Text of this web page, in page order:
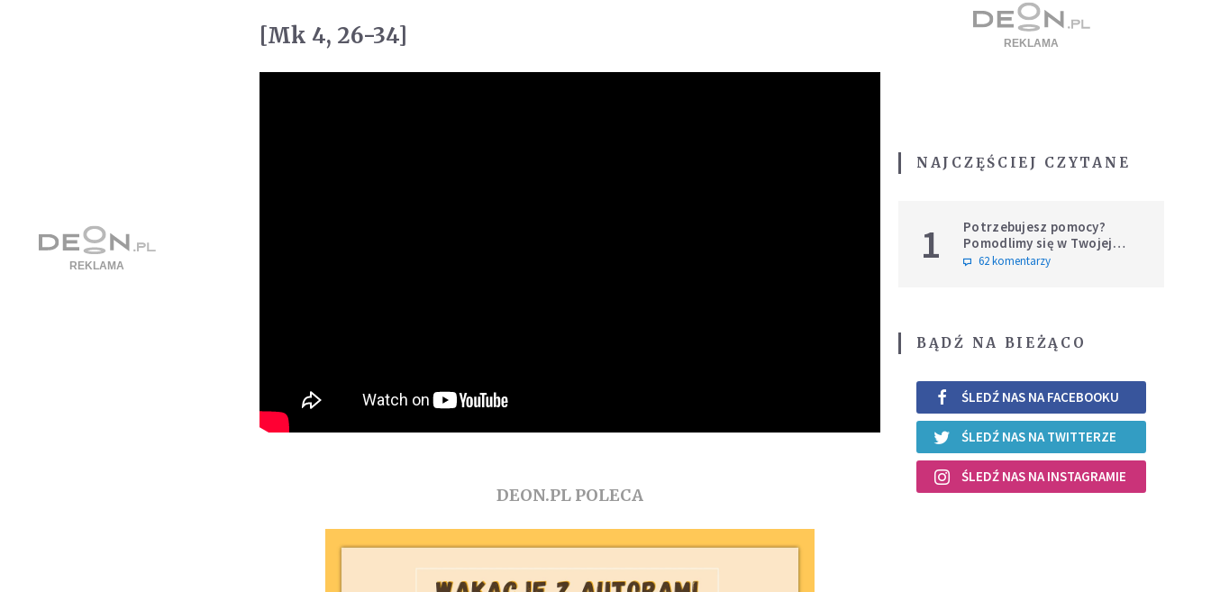
[Mk 4, 26-34]
DEON.PL POLECA
NAJCZĘŚCIEJ CZYTANE
1
Potrzebujesz pomocy?
Pomodlimy się w Twojej
intencji
62 komentarzy
BĄDŹ NA BIEŻĄCO
ŚLEDŹ NAS NA FACEBOOKU
ŚLEDŹ NAS NA TWITTERZE
ŚLEDŹ NAS NA INSTAGRAMIE